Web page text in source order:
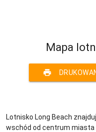
Mapa
print
Lotnisko Long Beach
wschód od centrum miasta